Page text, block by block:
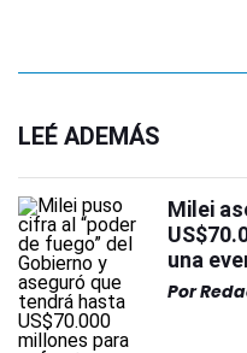
LEÉ ADEMÁS
Milei
una
Por